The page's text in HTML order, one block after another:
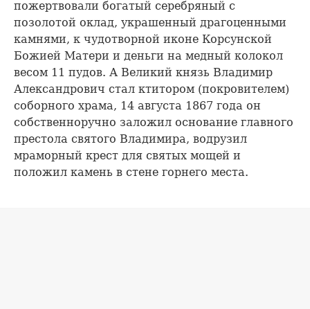
пожертвовали богатый серебряный с
позолотой оклад, украшенный драгоценными
камнями, к чудотворной иконе Корсунской
Божией Матери и деньги на медный колокол
весом 11 пудов. А Великий князь Владимир
Александрович стал ктитором (покровителем)
соборного храма, 14 августа 1867 года он
собственноручно заложил основание главного
престола святого Владимира, водрузил
мраморный крест для святых мощей и
положил камень в стене горнего места.